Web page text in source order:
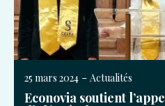
25 mars 2024 - Actualités
Econovia soutient